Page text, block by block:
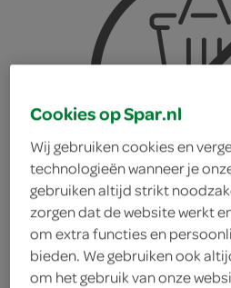
Cookies op Spar.nl
Wij gebruiken cookies en
technologieën wanneer je
gebruiken altijd strikt
zorgen dat de website werkt
om extra functies en
bieden. We gebruiken ook
om het gebruik van onze